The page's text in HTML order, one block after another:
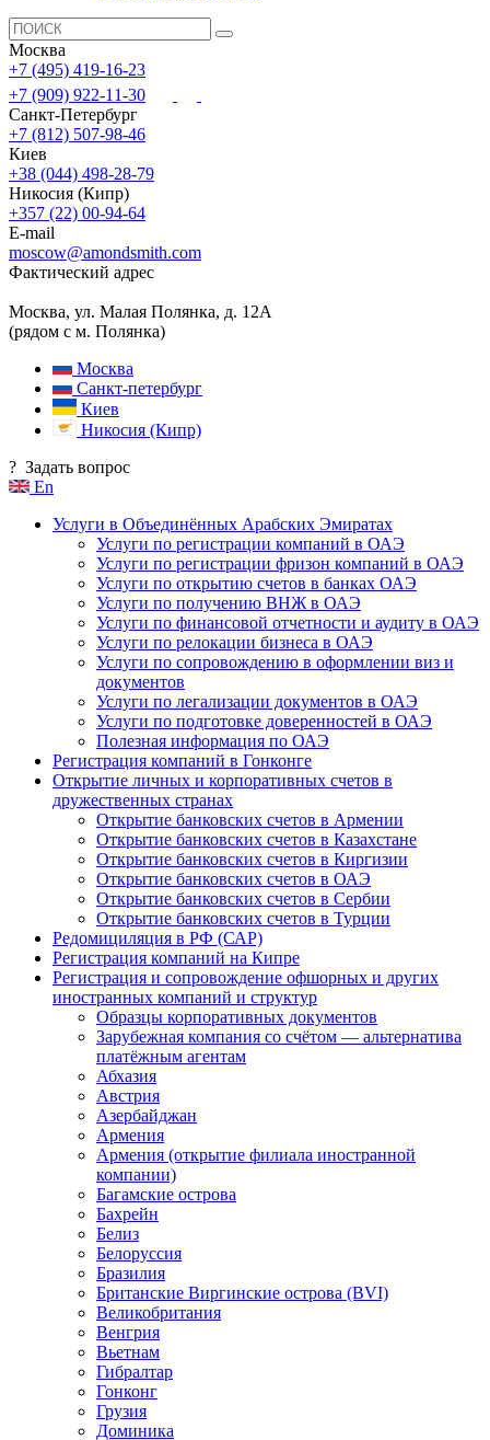
Москва
+7 (495) 419-16-23
+7 (909) 922-11-30
Санкт-Петербург
+7 (812) 507-98-46
Киев
+38 (044) 498-28-79
Никосия (Кипр)
+357 (22) 00-94-64
E-mail
moscow@amondsmith.com
Фактический адрес
Москва, ул. Малая Полянка, д. 12А
(рядом с м. Полянка)
Москва
Санкт-петербург
Киев
Никосия (Кипр)
? Задать вопрос
En
Услуги в Объединённых Арабских Эмиратах
Услуги по регистрации компаний в ОАЭ
Услуги по регистрации фризон компаний в ОАЭ
Услуги по открытию счетов в банках ОАЭ
Услуги по получению ВНЖ в ОАЭ
Услуги по финансовой отчетности и аудиту в ОАЭ
Услуги по релокации бизнеса в ОАЭ
Услуги по сопровождению в оформлении виз и
документов
Услуги по легализации документов в ОАЭ
Услуги по подготовке доверенностей в ОАЭ
Полезная информация по ОАЭ
Регистрация компаний в Гонконге
Открытие личных и корпоративных счетов в
дружественных странах
Открытие банковских счетов в Армении
Открытие банковских счетов в Казахстане
Открытие банковских счетов в Киргизии
Открытие банковских счетов в ОАЭ
Открытие банковских счетов в Сербии
Открытие банковских счетов в Турции
Редомициляция в РФ (САР)
Регистрация компаний на Кипре
Регистрация и сопровождение офшорных и других
иностранных компаний и структур
Образцы корпоративных документов
Зарубежная компания со счётом — альтернатива
платёжным агентам
Абхазия
Австрия
Азербайджан
Армения
Армения (открытие филиала иностранной
компании)
Багамские острова
Бахрейн
Белиз
Белоруссия
Бразилия
Британские Виргинские острова (BVI)
Великобритания
Венгрия
Вьетнам
Гибралтар
Гонконг
Грузия
Доминика